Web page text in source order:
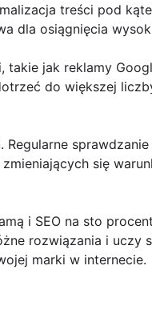
treści pod
dla osiągnięcia
takie jak reklamy
do większej
się
i SEO na sto
rozwiązania i uczy
marki w internecie.